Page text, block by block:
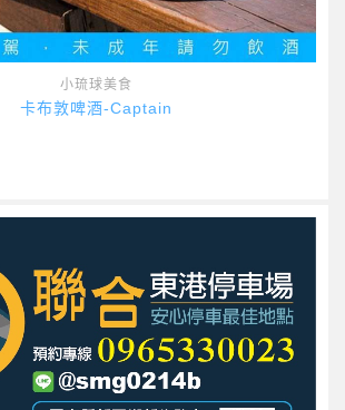
小琉球美食
卡布敦啤酒-Captain